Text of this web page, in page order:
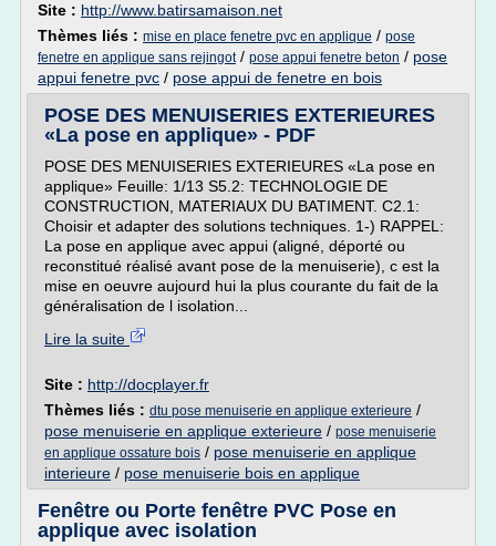
Site : http://www.batirsamaison.net
Thèmes liés : mise en place fenetre pvc en applique / pose
fenetre en applique sans rejingot/ pose appui fenetre beton / pose
appui fenetre pvc / pose appui de fenetre en bois
POSE DES MENUISERIES EXTERIEURES
«La pose en applique» - PDF
POSE DES MENUISERIES EXTERIEURES «La pose en
applique» Feuille: 1/13 S5.2: TECHNOLOGIE DE
CONSTRUCTION, MATERIAUX DU BATIMENT. C2.1:
Choisir et adapter des solutions techniques. 1-) RAPPEL:
La pose en applique avec appui (aligné, déporté ou
reconstitué réalisé avant pose de la menuiserie), c est la
mise en oeuvre aujourd hui la plus courante du fait de la
généralisation de l isolation...
Lire la suite
Site : http://docplayer.fr
Thèmes liés : dtu pose menuiserie en applique exterieure /
pose menuiserie en applique exterieure / pose menuiserie
en applique ossature bois / pose menuiserie en applique
interieure / pose menuiserie bois en applique
Fenêtre ou Porte fenêtre PVC Pose en
applique avec isolation